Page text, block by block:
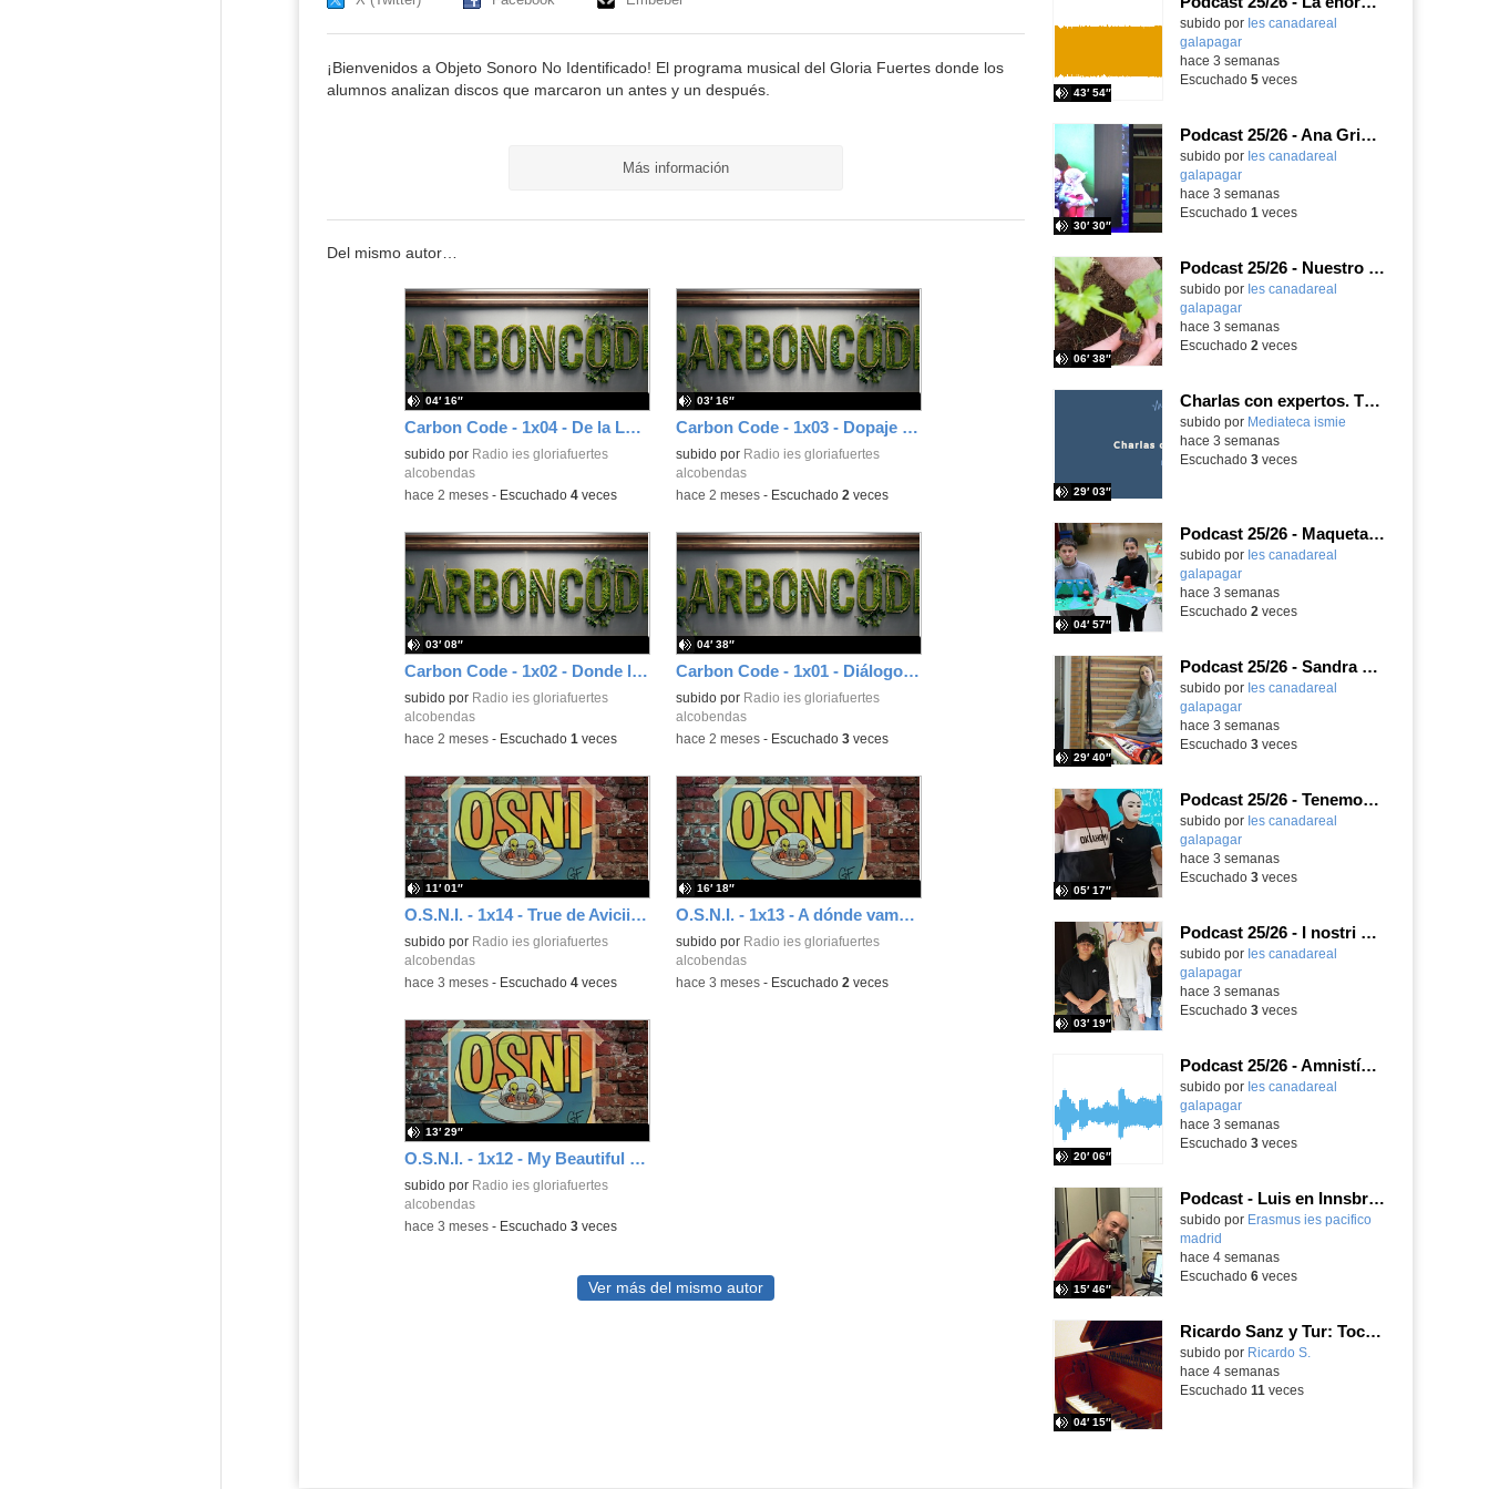
¡Bienvenidos a Objeto Sonoro No Identificado! El programa musical del Gloria Fuertes donde los
alumnos analizan discos que marcaron un antes y un después.
Más información
Del mismo autor…
Carbon Code - 1x04 - De la Luna, el espacios y sus naves
subido por Radio ies gloriafuertes
alcobendas
04′ 16″
-hace 2 meses- Escuchado 4veces
Carbon Code - 1x03 - Dopaje en el deporte
subido por Radio ies gloriafuertes
alcobendas
03′ 16″
-hace 2 meses- Escuchado 2 veces
Carbon Code - 1x02 - Donde la vida no debería existir
subido por Radio ies gloriafuertes
alcobendas
03′ 08″
-hace 2 meses- Escuchado 1 veces
Carbon Code - 1x01 - Diálogos con la IA
subido por Radio ies gloriafuertes
alcobendas
04′ 38″
-hace 2 meses- Escuchado 3veces
O.S.N.I. - 1x14 - True de Avicii (2013)
subido por Radio ies gloriafuertes
alcobendas
11′ 01″
-hace 3 meses- Escuchado 4veces
O.S.N.I. - 1x13 - A dónde vamos de Morat (2021)
subido por Radio ies gloriafuertes
alcobendas
16′ 18″
-hace 3 meses- Escuchado 2 veces
O.S.N.I. - 1x12 - My Beautiful Dark Twisted Fantasy de Kanye West (2010)
subido por Radio ies gloriafuertes
alcobendas
13′ 29″
-hace 3 meses- Escuchado 3veces
Ver más del mismo autor
subido por Ies canadareal
galapagar
43′ 54″
-
hace 3 semanas
Escuchado 5veces
Podcast 25/26 - Ana Griott y los cuentos de las voces olvidadas
subido por Ies canadareal
galapagar
30′ 30″
-
hace 3 semanas
Escuchado 1 veces
Podcast 25/26 - Nuestro huerto escolar
subido por Ies canadareal
galapagar
06′ 38″
-
hace 3 semanas
Escuchado 2 veces
Charlas con expertos. T1, E5. David-Li Ilundáin Reviriego
subido por Mediateca ismie
29′ 03″
hace 3 semanas
Escuchado 3veces
Podcast 25/26 - Maquetas sobre el feudalismo
subido por Ies canadareal
galapagar
04′ 57″
-
hace 3 semanas
Escuchado 2 veces
Podcast 25/26 - Sandra Gómez, campeona de Enduro
subido por Ies canadareal
galapagar
29′ 40″
-
hace 3 semanas
Escuchado 3veces
Podcast 25/26 - Tenemos nueva profesora de Griego ¿Conoces a María Eugenia?
subido por Ies canadareal
galapagar
05′ 17″
-
hace 3 semanas
Escuchado 3veces
Podcast 25/26 - I nostri amici italiani
subido por Ies canadareal
galapagar
03′ 19″
-
hace 3 semanas
Escuchado 3veces
Podcast 25/26 - Amnistía Internacional
subido por Ies canadareal
galapagar
20′ 06″
-
hace 3 semanas
Escuchado 3veces
Podcast - Luis en Innsbruck
subido por Erasmus ies pacifico
madrid
15′ 46″
hace 4 semanas
Escuchado 6veces
Ricardo Sanz y Tur: Tocatina concertante al aire español
subido por Ricardo S.
04′ 15″
hace 4 semanas
Escuchado 11 veces